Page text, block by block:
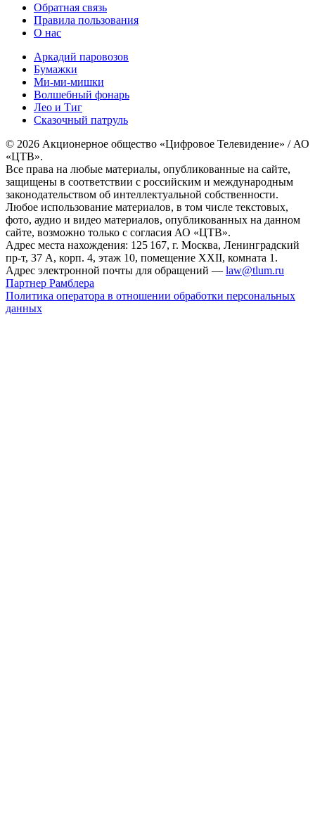
Обратная связь
Правила пользования
О нас
Аркадий паровозов
Бумажки
Ми-ми-мишки
Волшебный фонарь
Лео и Тиг
Сказочный патруль
© 2026 Акционерное общество «Цифровое Телевидение» / АО
«ЦТВ».
Все права на любые материалы, опубликованные на сайте,
защищены в соответствии с российским и международным
законодательством об интеллектуальной собственности.
Любое использование материалов, в том числе текстовых,
фото, аудио и видео материалов, опубликованных на данном
сайте, возможно только с согласия АО «ЦТВ».
Адрес места нахождения: 125 167, г. Москва, Ленинградский
пр-т, 37 А, корп. 4, этаж 10, помещение XXII, комната 1.
Адрес электронной почты для обращений — law@tlum.ru
Партнер Рамблера
Политика оператора в отношении обработки персональных
данных